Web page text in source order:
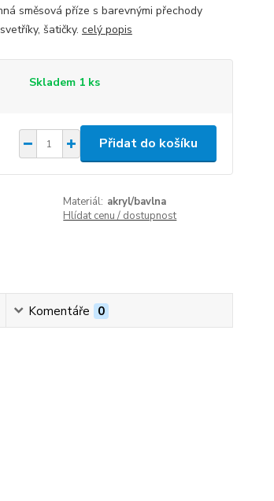
směsová příze s barevnými přechody
šatičky. celý popis
Skladem 1 ks
Přidat do košíku
Materiál: akryl/bavlna
Hlídat cenu / dostupnost
Komentáře 0